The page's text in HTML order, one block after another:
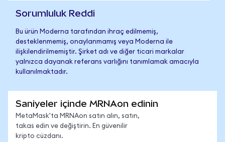
Sorumluluk Reddi
Bu ürün Moderna tarafından ihraç edilmemiş,
desteklenmemiş, onaylanmamış veya Moderna ile
ilişkilendirilmemiştir. Şirket adı ve diğer ticari markalar
yalnızca dayanak referans varlığını tanımlamak amacıyla
kullanılmaktadır.
Saniyeler içinde MRNAon edinin
MetaMask'ta MRNAon satın alın, satın,
takas edin ve değiştirin. En güvenilir
kripto cüzdanı.